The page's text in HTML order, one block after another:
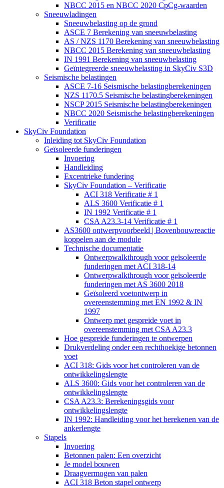
NBCC 2015 en NBCC 2020 CpCg-waarden
Sneeuwladingen
Sneeuwbelasting op de grond
ASCE 7 Berekening van sneeuwbelasting
AS / NZS 1170 Berekening van sneeuwbelasting
NBCC 2015 Berekening van sneeuwbelasting
IN 1991 Berekening van sneeuwbelasting
Geïntegreerde sneeuwbelasting in SkyCiv S3D
Seismische belastingen
ASCE 7-16 Seismische belastingberekeningen
NZS 1170.5 Seismische belastingberekeningen
NSCP 2015 Seismische belastingberekeningen
NBCC 2020 Seismische belastingberekeningen
Verificatie
SkyCiv Foundation
Inleiding tot SkyCiv Foundation
Geïsoleerde funderingen
Invoering
Handleiding
Excentrieke fundering
SkyCiv Foundation – Verificatie
ACI 318 Verificatie # 1
ALS 3600 Verificatie # 1
IN 1992 Verificatie # 1
CSA A23.3-14 Verificatie # 1
AS3600 ontwerpvoorbeeld | Bovenbouwreactie
koppelen aan de module
Technische documentatie
Ontwerpwalkthrough voor geïsoleerde
funderingen met ACI 318-14
Ontwerpwalkthrough voor geïsoleerde
funderingen met AS 3600 2018
Geïsoleerd voetontwerp in
overeenstemming met EN 1992 & IN
1997
Ontwerp met gespreide voet in
overeenstemming met CSA A23.3
Hoe gespreide funderingen te ontwerpen
Drukverdeling onder een rechthoekige betonnen
voet
ACI 318: Gids voor het controleren van de
ontwikkelingslengte
ALS 3600: Gids voor het controleren van de
ontwikkelingslengte
CSA A23.3: Berekeningsgids voor
ontwikkelingslengte
IN 1992: Handleiding voor het berekenen van de
ankerlengte
Stapels
Invoering
Betonnen palen: Een overzicht
Je model bouwen
Draagvermogen van palen
ACI 318 Beton stapel ontwerp